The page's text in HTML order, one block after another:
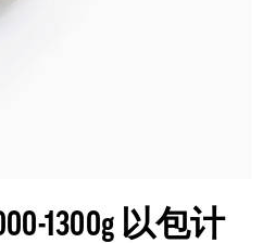
1300g 以包计